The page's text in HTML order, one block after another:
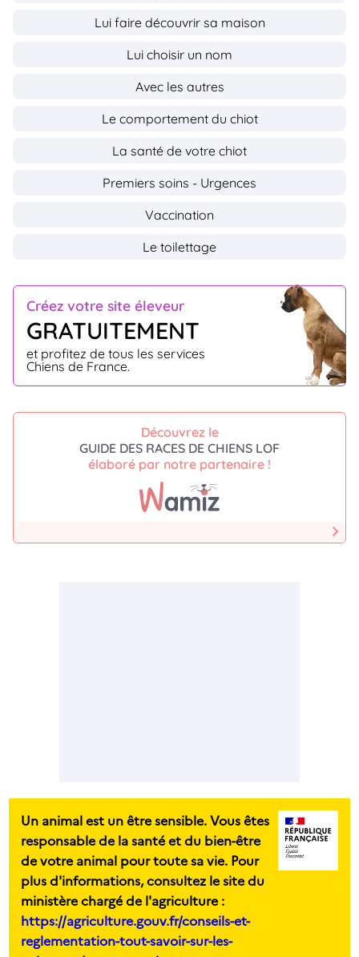
Créez votre site éleveur
GRATUITEMENT
et profitez de tous les services
Chiens de France.
Découvrez le
GUIDE DES RACES DE CHIENS LOF
élaboré par notre partenaire !
Lui faire découvrir sa maison
Lui choisir un nom
Avec les autres
Le comportement du chiot
La santé de votre chiot
Premiers soins - Urgences
Vaccination
Le toilettage
Un animal est un être sensible. Vous êtes
responsable de la santé et du bien-être
de votre animal pour toute sa vie. Pour
plus d'informations, consultez le site du
ministère chargé de l'agriculture :
https://agriculture.gouv.fr/conseils-et-
reglementation-tout-savoir-sur-les-